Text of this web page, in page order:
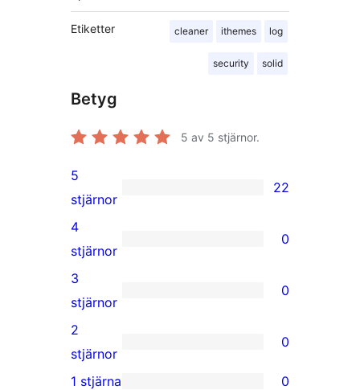
Etiketter cleaner ithemes log
security solid
Betyg
5 av 5 stjärnor.
22
5-
stjärniga
recensioner
5
stjärnor
22
0
4-
stjärniga
recensioner
4
stjärnor
0
0
3-
stjärniga
recensioner
3
stjärnor
0
0
2-
2
stjärnor
0
1 stjärna 0